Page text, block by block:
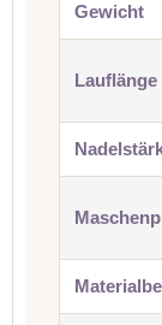
Gewicht
Lauflänge